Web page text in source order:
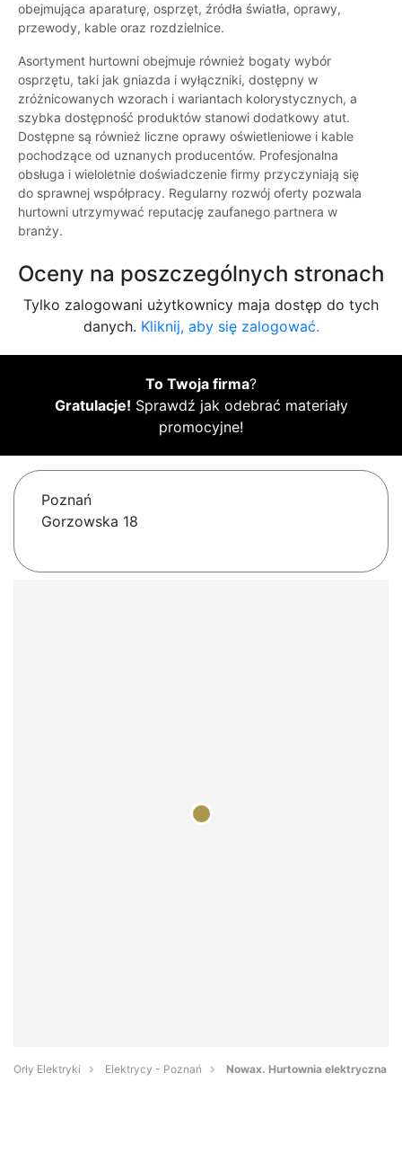
obejmująca aparaturę, osprzęt, źródła światła, oprawy,
przewody, kable oraz rozdzielnice.
Asortyment hurtowni obejmuje również bogaty wybór
osprzętu, taki jak gniazda i wyłączniki, dostępny w
zróżnicowanych wzorach i wariantach kolorystycznych, a
szybka dostępność produktów stanowi dodatkowy atut.
Dostępne są również liczne oprawy oświetleniowe i kable
pochodzące od uznanych producentów. Profesjonalna
obsługa i wieloletnie doświadczenie firmy przyczyniają się
do sprawnej współpracy. Regularny rozwój oferty pozwala
hurtowni utrzymywać reputację zaufanego partnera w
branży.
Oceny na poszczególnych stronach
Tylko zalogowani użytkownicy maja dostęp do tych
danych. Kliknij, aby się zalogować.
To Twoja firma?
Gratulacje! Sprawdź jak odebrać materiały
promocyjne!
Poznań
Gorzowska 18
Orły Elektryki Elektrycy - Poznań Nowax. Hurtownia elektryczna